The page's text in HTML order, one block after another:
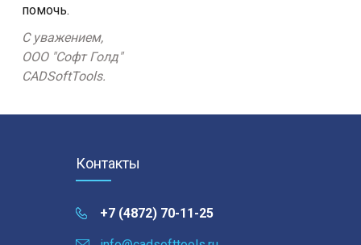
помочь.
С уважением,
ООО "Софт Голд"
CADSoftTools.
Контакты
+7 (4872) 70-11-25